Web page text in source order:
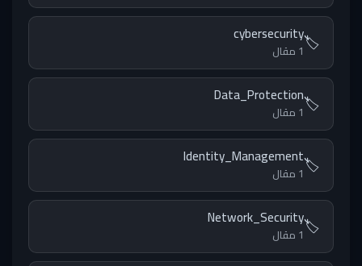
🏷️
cybersecurity
1 مقال
🏷️
Data_Protection
1 مقال
🏷️
Identity_Management
1 مقال
🏷️
Network_Security
1 مقال